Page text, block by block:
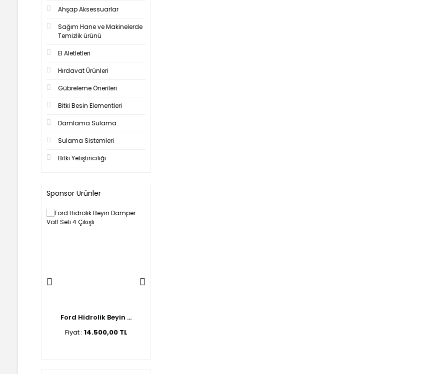
Ahşap Aksessuarlar
Sağım Hane ve Makinelerde
Temizlik ürünü
El Aletletleri
Hırdavat Ürünleri
Gübreleme Önerileri
Bitki Besin Elementleri
Damlama Sulama
Sulama Sistemleri
Bitki Yetiştiriciliği
Sponsor Ürünler
Ford Hidrolik Beyin ...
Fiyat : 14.500,00 TL